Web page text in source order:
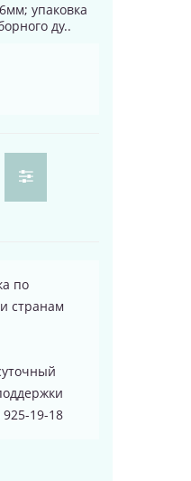
упаковка
ду..
по
странам
925-19-18